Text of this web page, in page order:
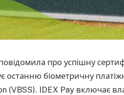
про успішну
останню біометричну
(VBSS). IDEX Pay включає